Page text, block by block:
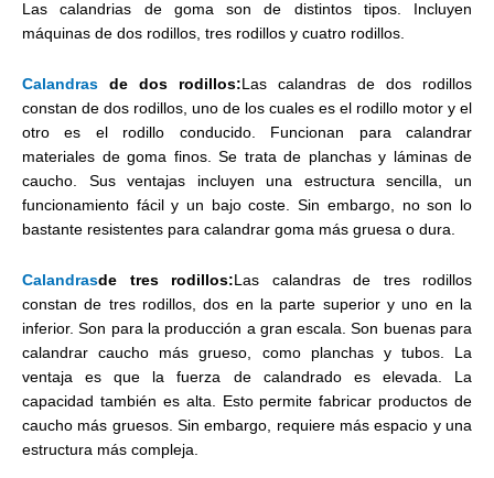
Las calandrias de goma son de distintos tipos. Incluyen
máquinas de dos rodillos, tres rodillos y cuatro rodillos.
Calandras de dos rodillos:Las calandras de dos rodillos
constan de dos rodillos, uno de los cuales es el rodillo motor y el
otro es el rodillo conducido. Funcionan para calandrar
materiales de goma finos. Se trata de planchas y láminas de
caucho. Sus ventajas incluyen una estructura sencilla, un
funcionamiento fácil y un bajo coste. Sin embargo, no son lo
bastante resistentes para calandrar goma más gruesa o dura.
Calandrasde tres rodillos:Las calandras de tres rodillos
constan de tres rodillos, dos en la parte superior y uno en la
inferior. Son para la producción a gran escala. Son buenas para
calandrar caucho más grueso, como planchas y tubos. La
ventaja es que la fuerza de calandrado es elevada. La
capacidad también es alta. Esto permite fabricar productos de
caucho más gruesos. Sin embargo, requiere más espacio y una
estructura más compleja.